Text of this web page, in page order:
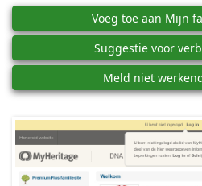
Voeg toe aan Mijn
Suggestie voor
Meld niet